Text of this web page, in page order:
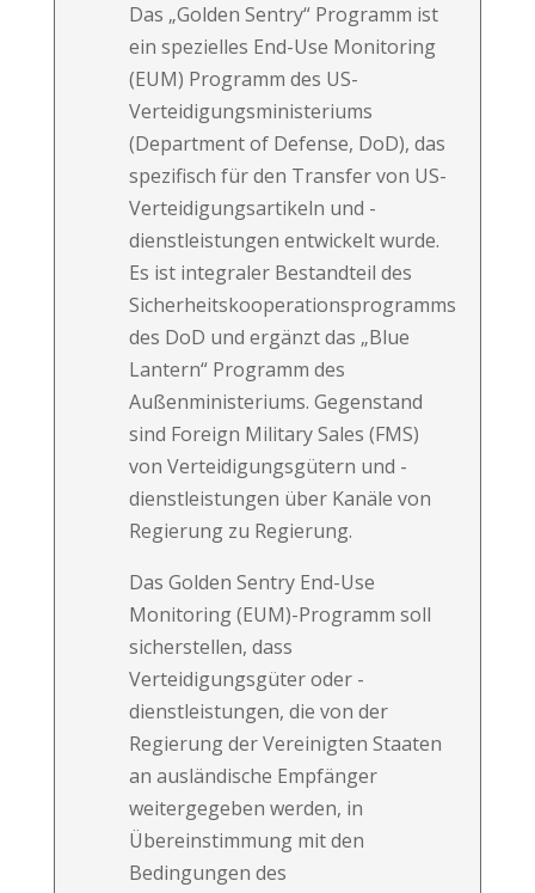
Einsatz legitimer Mittel für
illegale Zwecke
Aufdeckung von falschen
Endverbleibsdokumenten,
Scheinfirmen und versteckten
Vermittlern/Maklern
Das „Golden Sentry“ Programm ist
ein spezielles End-Use Monitoring
(EUM) Programm des US-
Verteidigungsministeriums
(Department of Defense, DoD), das
spezifisch für den Transfer von US-
Verteidigungsartikeln und -
dienstleistungen entwickelt wurde.
Es ist integraler Bestandteil des
Sicherheitskooperationsprogramms
des DoD und ergänzt das „Blue
Lantern“ Programm des
Außenministeriums. Gegenstand
sind Foreign Military Sales (FMS)
von Verteidigungsgütern und -
dienstleistungen über Kanäle von
Regierung zu Regierung.
Das Golden Sentry End-Use
Monitoring (EUM)-Programm soll
sicherstellen, dass
Verteidigungsgüter oder -
dienstleistungen, die von der
Regierung der Vereinigten Staaten
an ausländische Empfänger
weitergegeben werden, in
Übereinstimmung mit den
Bedingungen des